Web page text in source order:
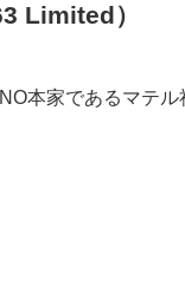
Limited）
本家であるマテ